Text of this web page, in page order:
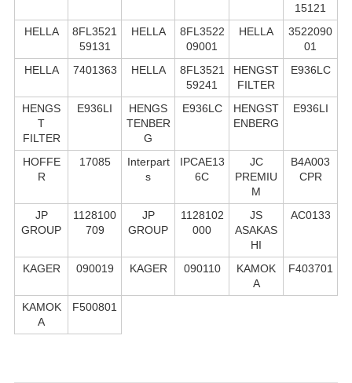
15121
HELLA
8FL3521
59131
HELLA
8FL3522
09001
HELLA
3522090
01
HELLA
7401363 HELLA
8FL3521
59241
HENGST
FILTER
E936LC
HENGS
T
FILTER
E936LI
HENGS
TENBER
G
E936LC
HENGST
ENBERG
E936LI
HOFFE
R
17085
Interpart
s
IPCAE13
6C
JC
PREMIU
M
B4A003
CPR
JP
GROUP
1128100
709
JP
GROUP
1128102
000
JS
ASAKAS
HI
AC0133
KAGER 090019 KAGER 090110
KAMOK
A
F403701
KAMOK
A
F500801